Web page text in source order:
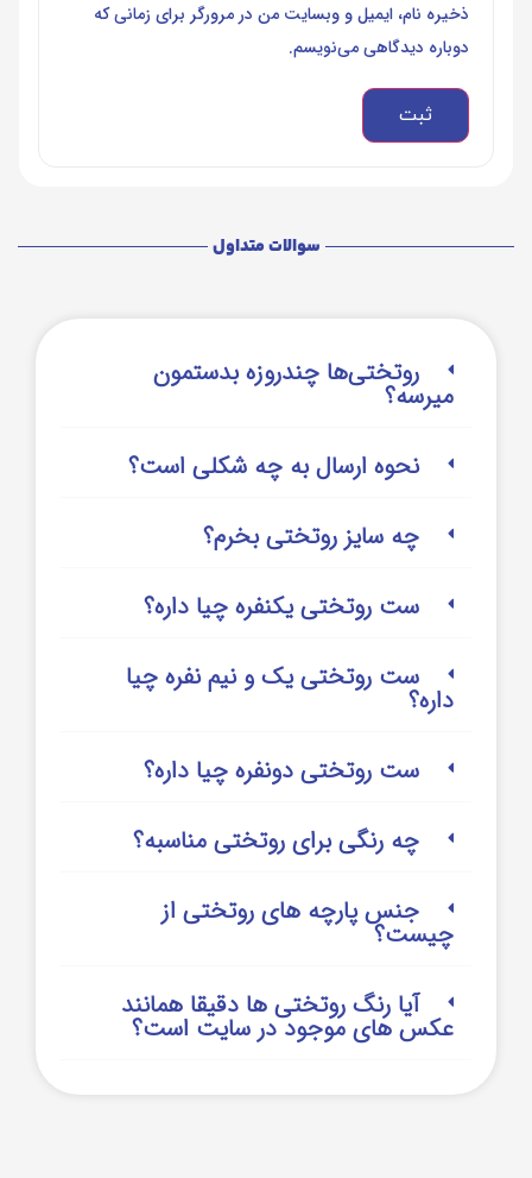
ذخیره نام، ایمیل و وبسایت من در مرورگر برای زمانی که
دوباره دیدگاهی می‌نویسم.
سوالات متداول
روتختی‌‌ها چندروزه بدستمون
میرسه؟
نحوه ارسال به چه شکلی است؟
چه سایز روتختی بخرم؟
ست روتختی یکنفره چیا داره؟
ست روتختی یک و نیم نفره چیا
داره؟
ست روتختی دونفره چیا داره؟
چه رنگی برای روتختی مناسبه؟
جنس پارچه های روتختی از
چیست؟
آیا رنگ روتختی ها دقیقا همانند
عکس های موجود در سایت است؟